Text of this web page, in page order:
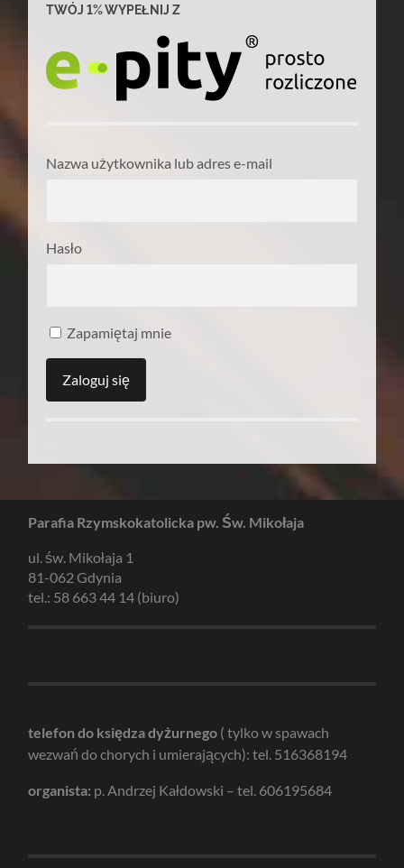
TWÓJ 1% WYPEŁNIJ Z
Nazwa użytkownika lub adres e-mail
Hasło
Zapamiętaj mnie
Parafia Rzymskokatolicka pw. Św. Mikołaja
ul. św. Mikołaja 1
81-062 Gdynia
tel.: 58 663 44 14 (biuro)
telefon do księdza dyżurnego ( tylko w spawach
wezwań do chorych i umierających): tel. 516368194
organista: p. Andrzej Kałdowski – tel. 606195684